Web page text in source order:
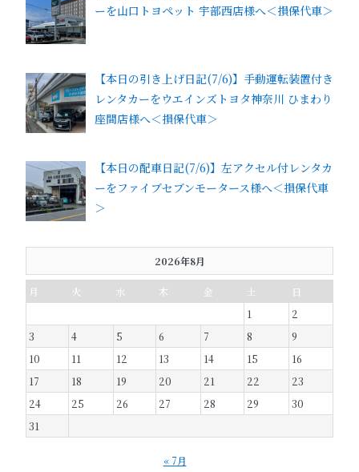
ーを山口トヨペット 宇部西店様へ＜損保代車＞
【本日の引き上げ日記(7/6)】手動運転装置付き
レンタカーをウエインズトヨタ神奈川 ひまわり
座間店様へ＜損保代車＞
【本日の配車日記(7/6)】左アクセル付レンタカ
ーをファイブセブンモータース様へ＜損保代車
＞
2026年8月
月 火 水 木 金 土
日
1
2
3
4 5 6 7 8
9
10
11 12 13 14 15
16
17
18 19 20 21 22
23
24
25 26 27 28 29
30
31
« 7月